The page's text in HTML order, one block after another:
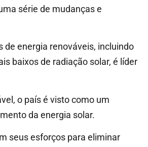
série de mudanças e
energia renováveis, incluindo
baixos de radiação solar, é líder
o país é visto como um
da energia solar.
seus esforços para eliminar